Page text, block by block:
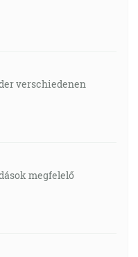
verschiedenen
megfelelő